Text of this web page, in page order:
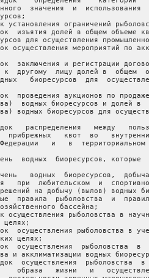
значения  и  использования
установления ограничений
изъятия долей в общем объеме
для осуществления
осуществления мероприятий по
заключения и регистрации
к  другому  лицу долей в  общем
биоресурсов  для
проведения аукционов по
водных биоресурсов и долей в
водных биоресурсов для
распределения   между
прибрежных   квот  во
и   в  территориальном
водных  биоресурсов, которые
водных  биоресурсов,
при  любительском  и
на добычу (вылов) водных
правила  рыболовства  и
бассейна;
осуществления рыболовства в
целях;
осуществления рыболовства в
целях;
осуществления  рыболовства  в
и акклиматизации водных
осуществления  рыболовства  в
образа   жизни   и